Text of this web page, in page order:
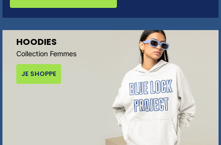
HOODIES
Collection Femmes
JE SHOPPE